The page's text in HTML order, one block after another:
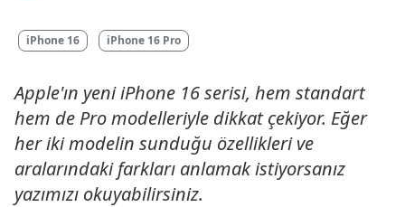
iPhone 16 iPhone 16 Pro
Apple'ın yeni iPhone 16 serisi, hem standart
hem de Pro modelleriyle dikkat çekiyor. Eğer
her iki modelin sunduğu özellikleri ve
aralarındaki farkları anlamak istiyorsanız
yazımızı okuyabilirsiniz.